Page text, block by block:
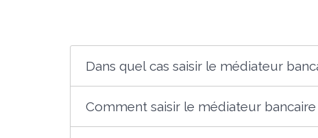
Dans quel cas saisir le médiateur
Comment saisir le médiateur bancaire